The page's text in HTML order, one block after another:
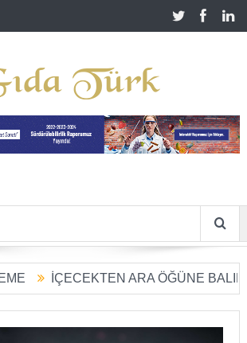
İÇECEKTEN ARA ÖĞÜNE BALIN